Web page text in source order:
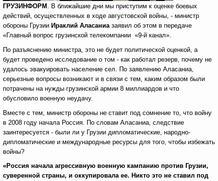
ГРУЗИНФОРМ . В ближайшие дни мы приступим к оценке боевых
действий, осуществленных в ходе августовской войны, - министр
обороны Грузии Ираклий Аласаниазаявил об этом в передаче
«Главный вопрос грузинской телекомпании «9-й канал».
По разъяснению министра, это не будет политической оценкой, а
будет проведено исследование о том - как работал резерв, почему не
удалось эвакуировать население сел. По заявлению Аласаниа,
серьезные вопросы возникают и в связи с тем, каким образом были
потрачены на нужды грузинской армии 8 миллиардов и что
обусловило военную неудачу.
Вместе с тем, министр обороны не ставит под сомнение то, что войну
в 2008 году начала Россия. По словам Аласаниа, следствие
заинтересуется - были ли у Грузии дипломатические, народно-
дипломатические и международные ресурсы для того, чтобы избежать
войны?
«Россия начала агрессивную военную кампанию против Грузии,
суверенной страны, и оккупировала ее. Никто это не ставил под